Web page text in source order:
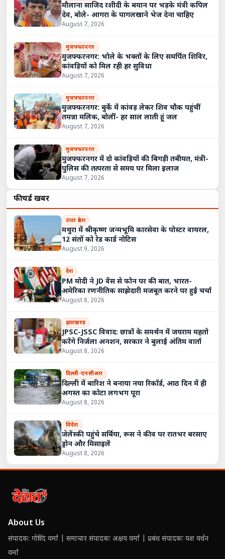
मौलाना साजिद रशीदी के बयान पर भड़के मंत्री कपिल
देव, बोले- आगरा के पागलखाने भेज देना चाहिए
August 7, 2026
मुजफ्फरनगर
मुजफ्फरनगर: भोले के भक्तों के लिए समर्पित शिविर,
कांवड़ियों को मिल रही हर सुविधा
August 7, 2026
मुजफ्फरनगर
मुजफ्फरनगर: बुर्के में कांवड़ लेकर शिव चौक पहुंचीं
तमन्ना मलिक, बोलीं- हर साल लाती हूं जल
August 7, 2026
मुजफ्फरनगर
मुजफ्फरनगर में दो कांवड़ियों की बिगड़ी तबीयत, मंत्री-
पुलिस की तत्परता से समय पर मिला इलाज
August 7, 2026
फीचर्ड खबरें
उत्तर प्रदेश
मथुरा में श्रीकृष्ण जन्मभूमि कारसेवा के पोस्टर वायरल,
12 संतों को रेड कार्ड नोटिस
August 9, 2026
देश
PM मोदी ने JD वेंस से फोन पर की बात, भारत-
अमेरिका रणनीतिक साझेदारी मजबूत करने पर हुई चर्चा
August 8, 2026
झारखण्ड
JPSC-JSSC विवाद: छात्रों के समर्थन में जयराम महतो
करेंगे निर्जला अनशन, सरकार ने बुलाई अंतिम वार्ता
August 8, 2026
दिल्ली-एनसीआर
दिल्ली में बारिश ने बनाया नया रिकॉर्ड, आठ दिन में ही
अगस्त का कोटा लगभग पूरा
August 8, 2026
विदेश
जेलेंस्की पहुंचे सर्बिया, रूस ने कीव पर रातभर बरसाए
ड्रोन और मिसाइलें
August 8, 2026
About Us
संपादक: गोविंद वर्मा | समाचार संपादकः अक्षय वर्मा | प्रबंध संपादकः यश वर्धन
वर्मा